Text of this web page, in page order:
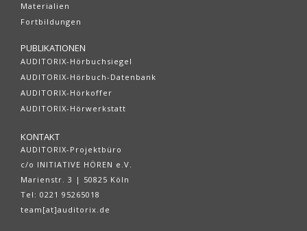
Materialien
Fortbildungen
PUBLIKATIONEN
AUDITORIX-Hörbuchsiegel
AUDITORIX-Hörbuch-Datenbank
AUDITORIX-Hörkoffer
AUDITORIX-Hörwerkstatt
KONTAKT
AUDITORIX-Projektbüro
c/o INITIATIVE HÖREN e.V.
Marienstr. 3 | 50825 Köln
Tel: 0221 95265018
team[at]auditorix.de